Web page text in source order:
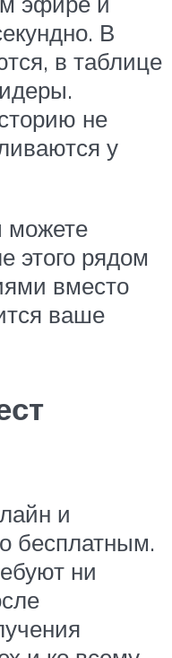
В
в таблице
не
у
можете
этого рядом
вместо
ваше
и
бесплатным.
ни